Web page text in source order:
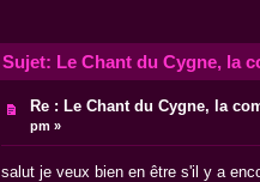
Sujet: Le Chant du Cygne, la
Re : Le Chant du Cygne, la
pm »
salut je veux bien en être s'il y a